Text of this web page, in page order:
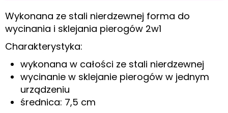
Wykonana ze stali nierdzewnej forma do
wycinania i sklejania pierogów 2w1
Charakterystyka:
wykonana w całości ze stali nierdzewnej
wycinanie w sklejanie pierogów w jednym
urządzeniu
średnica: 7,5 cm